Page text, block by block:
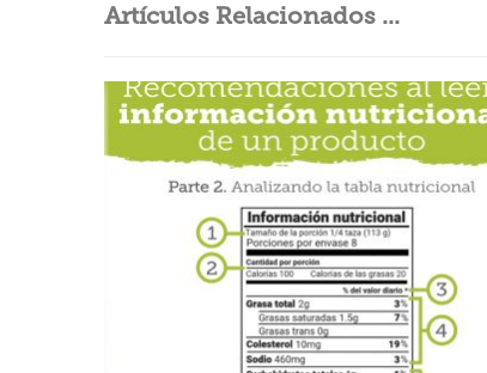
Artículos Relacionados ...